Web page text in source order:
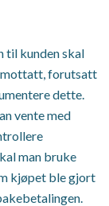
til kunden skal
mottatt, forutsatt
dette.
vente med
man bruke
kjøpet ble gjort